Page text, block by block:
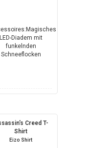
Creed T-
Shirt
Eizo Shirt